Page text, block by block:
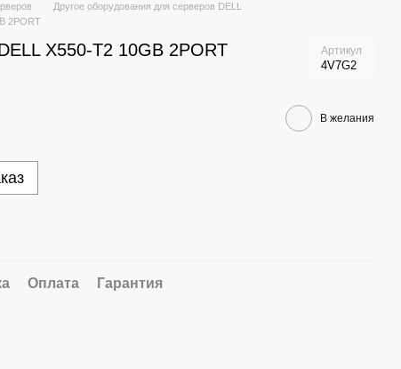
Другое оборудования для серверов DELL
2PORT
X550-T2 10GB 2PORT Артикул
4V7G2
В желания
Оплата Гарантия